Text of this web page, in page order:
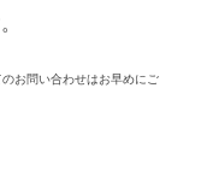
お問い合わせはお早めにご